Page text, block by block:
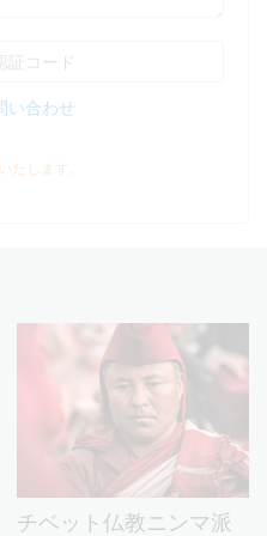
い合わせ
たします。
チベット仏教ニンマ派